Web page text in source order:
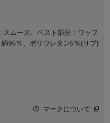
ムース、ベスト部分：ワッフ
95％、ポリウレタン5％(リブ)
マークについて